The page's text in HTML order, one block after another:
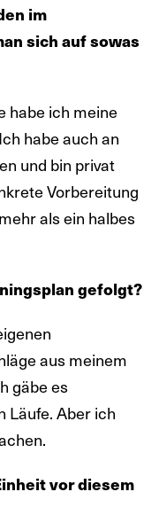
im
sich auf sowas
habe ich meine
habe auch an
und bin privat
Vorbereitung
als ein halbes
gefolgt?
aus meinem
gäbe es
Läufe. Aber ich
vor diesem